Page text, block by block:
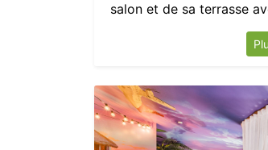
salon et de sa terrasse